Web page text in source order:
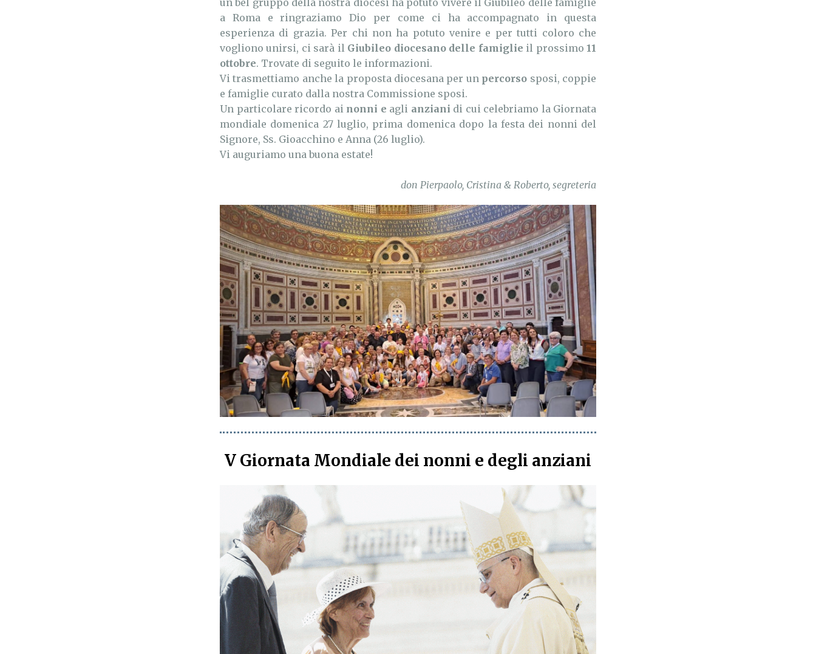
un bel gruppo della nostra diocesi ha potuto vivere il Giubileo delle famiglie
a Roma e ringraziamo Dio per come ci ha accompagnato in questa
esperienza di grazia. Per chi non ha potuto venire e per tutti coloro che
vogliono unirsi, ci sarà il Giubileo diocesano delle famiglie il prossimo 11
ottobre. Trovate di seguito le informazioni.
Vi trasmettiamo anche la proposta diocesana per un percorso sposi, coppie
e famiglie curato dalla nostra Commissione sposi.
Un particolare ricordo ai nonni e agli anziani di cui celebriamo la Giornata
mondiale domenica 27 luglio, prima domenica dopo la festa dei nonni del
Signore, Ss. Gioacchino e Anna (26 luglio).
Vi auguriamo una buona estate!
don Pierpaolo, Cristina & Roberto, segreteria
V Giornata Mondiale dei nonni e degli anziani